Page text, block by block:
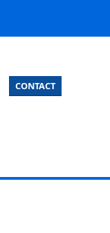
CONTACT